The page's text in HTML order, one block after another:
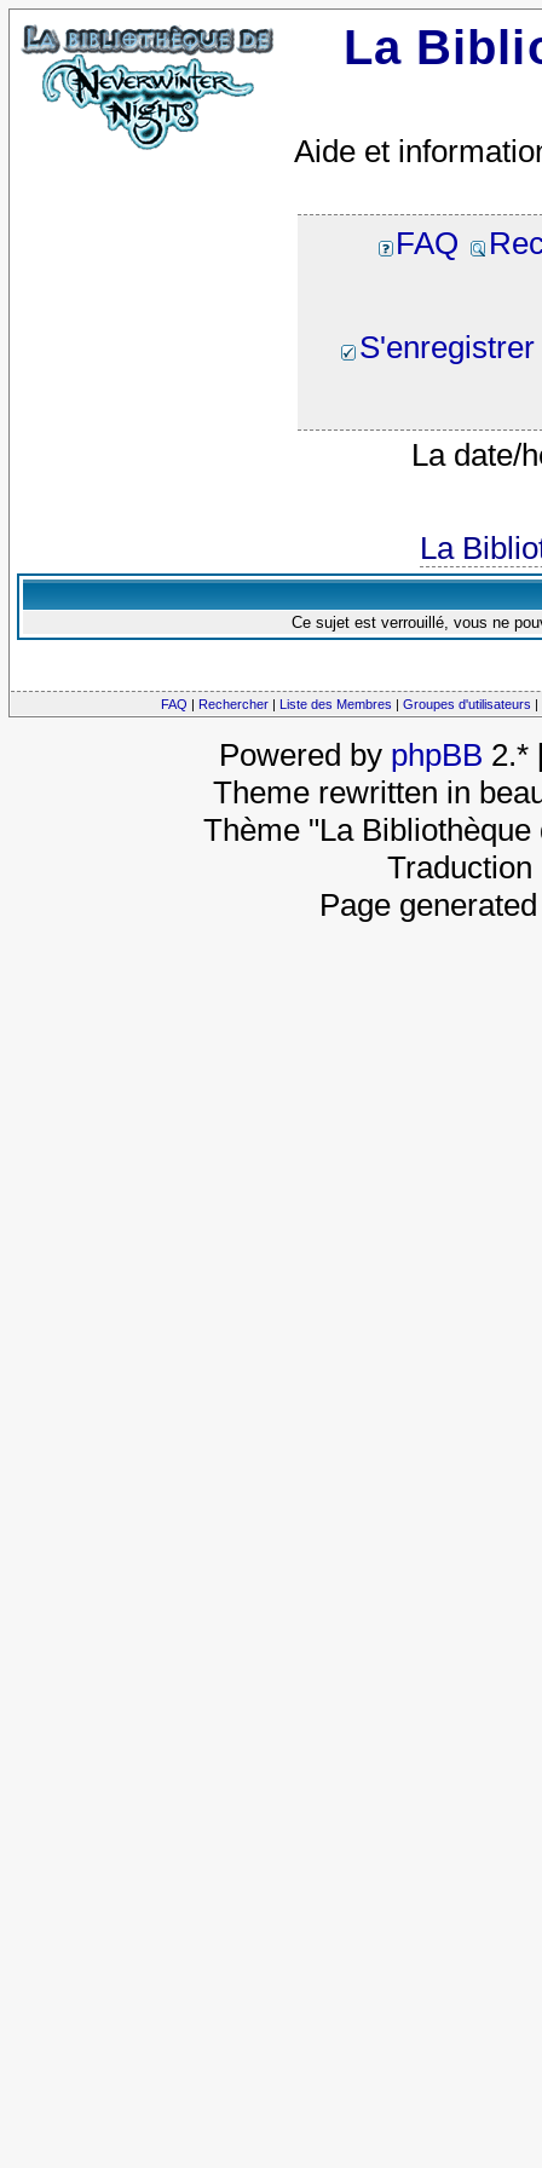
La
Aide et
FAQ
S'enregistrer
La date/
La
Ce sujet est verrouillé, vous ne
FAQ | Rechercher | Liste des Membres | Groupes d'utilisateurs |
Powered by phpBB 2.*
Theme rewritten in
Thème "La
Page